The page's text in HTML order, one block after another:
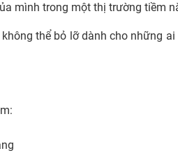
mình trong một thị trường tiềm
thể bỏ lỡ dành cho những